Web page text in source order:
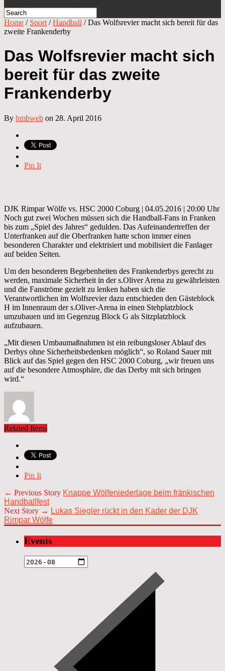
Home / Sport /Handball /Das Wolfsrevier macht sich bereit für das
zweite Frankenderby
Das Wolfsrevier macht sich
bereit für das zweite
Frankenderby
By hmbweb on 28. April 2016
Pin It
DJK Rimpar Wölfe vs. HSC 2000 Coburg | 04.05.2016 | 20:00 Uhr
Noch gut zwei Wochen müssen sich die Handball-Fans in Franken
bis zum „Spiel des Jahres“ gedulden. Das Aufeinandertreffen der
Unterfranken auf die Oberfranken hatte schon immer einen
besonderen Charakter und elektrisiert und mobilisiert die Fanlager
auf beiden Seiten.
Um den besonderen Begebenheiten des Frankenderbys gerecht zu
werden, maximale Sicherheit in der s.Oliver Arena zu gewährleisten
und die Fanströme gezielt zu lenken haben sich die
Verantwortlichen im Wolfsrevier dazu entschieden den Gästeblock
H im Innenraum der s.Oliver-Arena in einen Stehplatzblock
umzubauen und im Gegenzug Block G als Sitzplatzblock
aufzubauen.
„Mit diesen Umbaumaßnahmen ist ein reibungsloser Ablauf des
Derbys ohne Sicherheitsbedenken möglich“, so Roland Sauer mit
Blick auf das Spiel gegen den HSC 2000 Coburg, „wir freuen uns
auf die besondere Atmosphäre, die das Derby mit sich bringen
wird.“
Related Items
Pin It
← Previous Story Knappe Wölfeniederlage beim fränkischen
Handballfest
Next Story → Lukas Siegler rückt in den Kader der DJK
Rimpar Wölfe
Events